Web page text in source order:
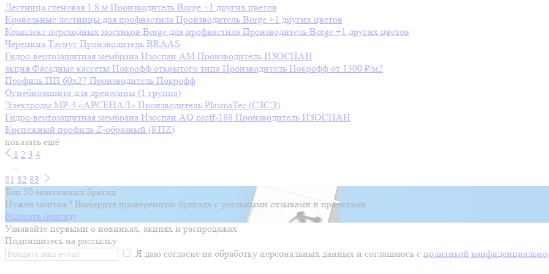
Лестница стеновая 1.8 м Производитель Borge +1 других цветов
Кровельные лестницы для профнастила Производитель Borge +1 других цветов
Комплект переходных мостиков Borge для профнастила Производитель Borge +1 других цветов
Черепица Таунус Производитель BRAAS
Гидро-вертозащитная мембрана Изоспан AM Производитель ИЗОСПАН
акция Фасадные кассеты Покрофф открытого типа Производитель Покрофф от 1300 ₽/м2
Профиль ПП 60х27 Производитель Покрофф
Огнебиозащита для древесины (1 группа)
Электроды МР-3 «АРСЕНАЛ» Производитель PlasmaTec (СЗСЭ)
Гидро-вертозащитная мембрана Изоспан AQ prоff-188 Производитель ИЗОСПАН
Крепежный профиль Z-образный (КПZ)
показать ещё
1 2 3 4
...
81 82 83
Топ 50 монтажных бригад
Нужен монтаж? Выберите проверенную бригаду с реальными отзывами и проектами
Выбрать бригаду
Узнавайте первыми о новинках, акциях и распродажах
Подпишитесь на рассылку
Я даю согласие на обработку персональных данных и соглашаюсь с политикой